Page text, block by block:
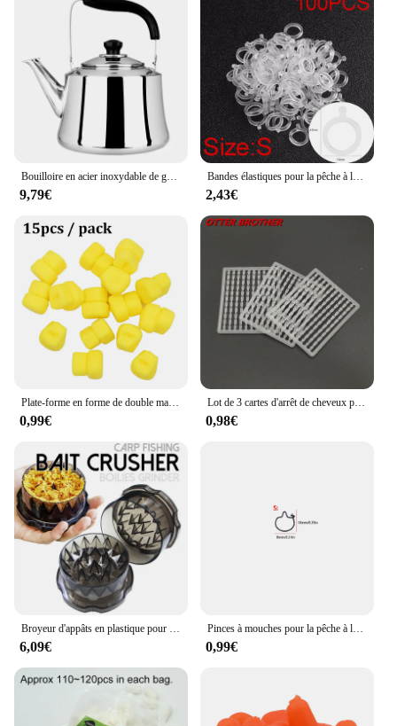
Bouilloire en acier inoxydable de grande capacité, bouilloire à eau bouillante, cuisinière à gaz épaissie, induction domestique, 2/1 L, 1L
9,79€
Bandes élastiques pour la pêche à la carpe, 100 pièces, leurre en granulés de PE blanc, support d'appât, arrêts de bouillette
2,43€
Plate-forme en forme de double maïs pour la pêche à la carpe, 15 pièces, accessoires, appât, bouillette
0,99€
Lot de 3 cartes d'arrêt de cheveux pour la pêche à la carpe, accessoire pour appât en forme d'haltère, 300 pièces
0,98€
Broyeur d'appâts en plastique pour la pêche à la carpe, boîte à appâts, broyeur de bouillettes, outils de broyage, document de fumée, Coon
6,09€
Pinces à mouches pour la pêche à la carpe, 25 pièces, appât bouillette, vis, méthode d'alimentation, accessoires, broche à cheveux, matériel terminal
0,99€